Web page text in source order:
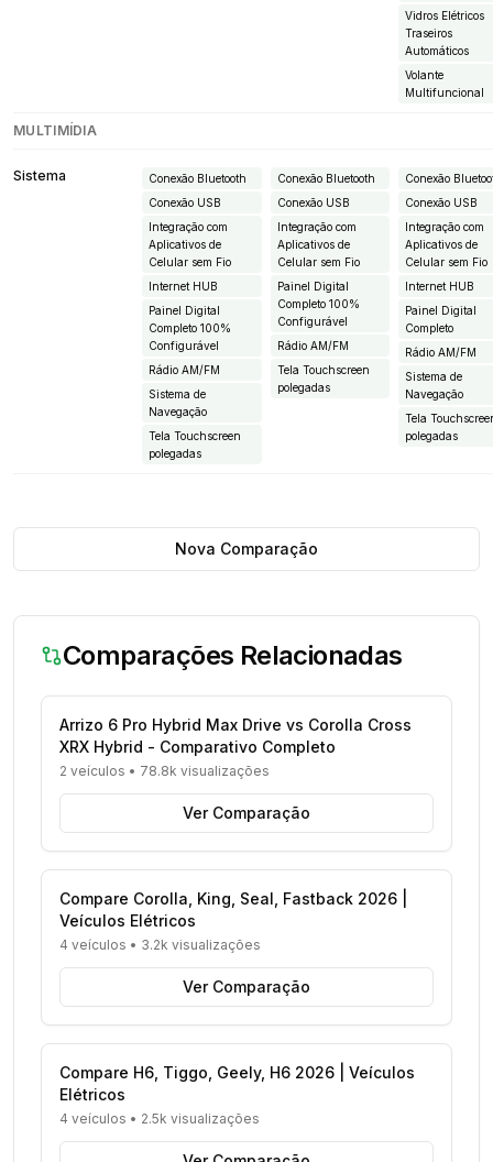
Vidros Elétricos
Traseiros
Automáticos
Volante
Multifuncional
MULTIMÍDIA
Sistema
Conexão Bluetooth
Conexão USB
Integração com
Aplicativos de
Celular sem Fio
Internet HUB
Painel Digital
Completo 100%
Configurável
Rádio AM/FM
Sistema de
Navegação
Tela Touchscreen
polegadas
Conexão Bluetooth
Conexão USB
Integração com
Aplicativos de
Celular sem Fio
Painel Digital
Completo 100%
Configurável
Rádio AM/FM
Tela Touchscreen
polegadas
Conexão
Conexão USB
Integração com
Aplicativos de
Celular sem Fio
Internet HUB
Painel Digital
Completo
Rádio AM/FM
Sistema de
Navegação
Tela
polegadas
Nova Comparação
Comparações Relacionadas
Arrizo 6 Pro Hybrid Max Drive vs Corolla Cross
XRX Hybrid - Comparativo Completo
2 veículos • 78.8k visualizações
Ver Comparação
Compare Corolla, King, Seal, Fastback 2026 |
Veículos Elétricos
4 veículos • 3.2k visualizações
Ver Comparação
Compare H6, Tiggo, Geely, H6 2026 | Veículos
Elétricos
4 veículos • 2.5k visualizações